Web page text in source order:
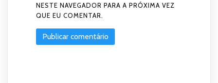
NESTE NAVEGADOR PARA A PRÓXIMA VEZ
QUE EU COMENTAR.